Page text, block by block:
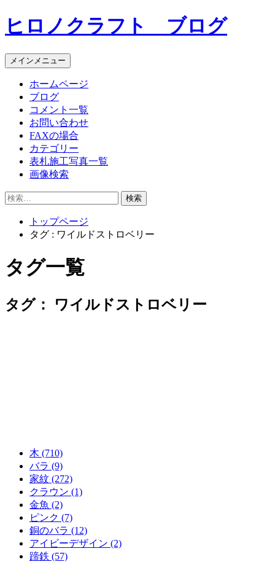
コ
ン
ン
ツ
ヒロノクラフト ブログ
メインメニュー
ホームページ
ブログ
コメント一覧
お問い合わせ
FAXの場合
カテゴリー
表札施工写真一覧
画像検索
検
トップページ
タグ : ワイルドストロベリー
タグ一覧
タグ： ワイルドストロベリー
木 (710)
バラ (9)
家紋 (272)
クラウン (1)
金魚 (2)
ピンク (7)
銅のバラ (12)
アイビーデザイン (2)
蹄鉄 (57)